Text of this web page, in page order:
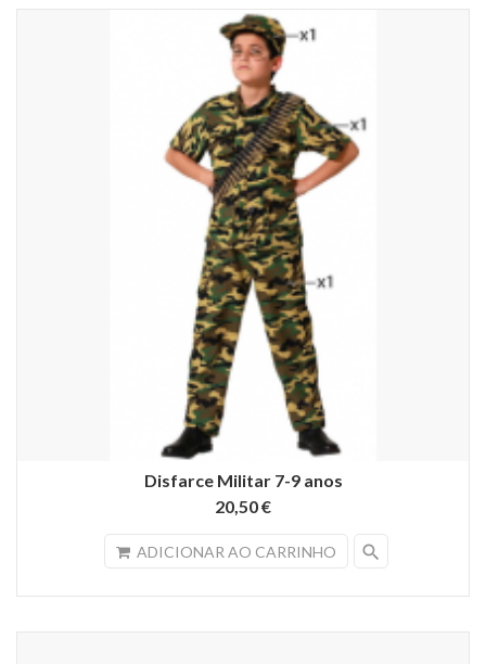
Disfarce Militar 7-9 anos
20,50 €
ADICIONAR AO CARRINHO search